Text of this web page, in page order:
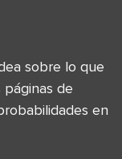
sobre lo que
de
en